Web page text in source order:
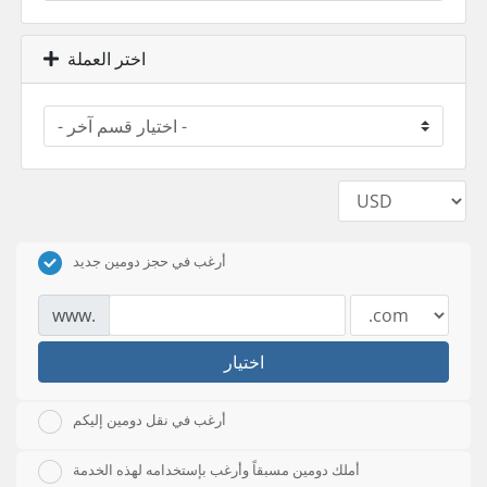
اختر العملة
أرغب في حجز دومين جديد
www.
اختيار
أرغب في نقل دومين إليكم
أملك دومين مسبقاً وأرغب بإستخدامه لهذه الخدمة